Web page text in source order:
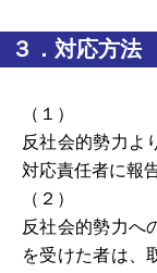
３．対応方法
（１）
反社会的勢力よ
対応責任者に報
（２）
反社会的勢力へ
を受けた者は、